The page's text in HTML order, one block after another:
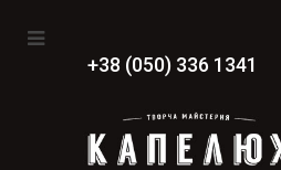
+38 (050) 336 1341